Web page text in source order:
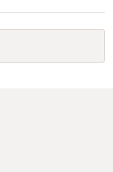
進学費用の趣旨も
貴殿が了解したわ
には、支払を拒ん
可能性は低いとい